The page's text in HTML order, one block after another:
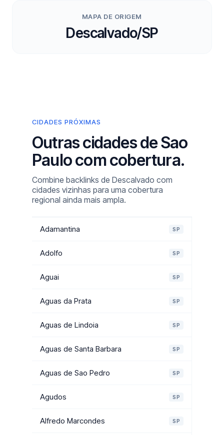
MAPA DE ORIGEM
Descalvado/SP
CIDADES PRÓXIMAS
Outras cidades de Sao
Paulo com cobertura.
Combine backlinks de Descalvado com
cidades vizinhas para uma cobertura
regional ainda mais ampla.
Adamantina SP
Adolfo SP
Aguai SP
Aguas da Prata SP
Aguas de Lindoia SP
Aguas de Santa Barbara SP
Aguas de Sao Pedro SP
Agudos SP
Alfredo Marcondes SP